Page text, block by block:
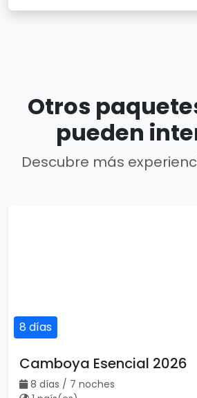
Otros
pueden
Descubre más
por persona
Vietnam, Camboya con